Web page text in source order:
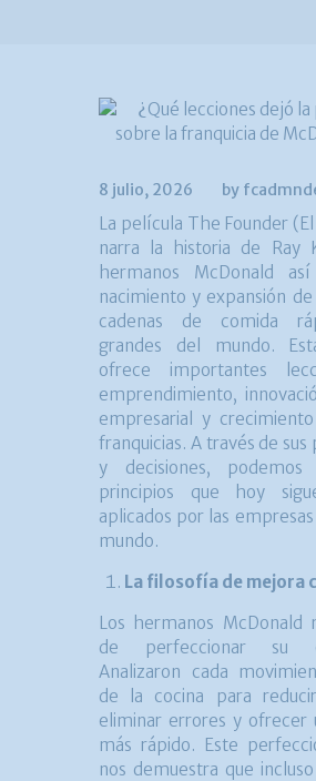
8 julio, 2026 by
La película The Founder
narra la historia de Ray
hermanos McDonald
nacimiento y expansión de
cadenas de comida
grandes del mundo.
ofrece importantes
emprendimiento,
empresarial y
franquicias. A través de sus
y decisiones, podemos
principios que hoy
aplicados por las
mundo.
La filosofía de mejora
Los hermanos McDonald
de perfeccionar su
Analizaron cada
de la cocina para
eliminar errores y ofrecer
más rápido. Este
nos demuestra que